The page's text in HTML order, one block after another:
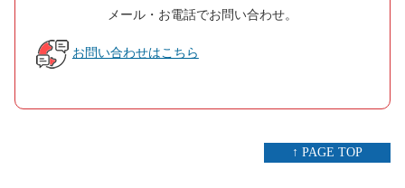
メール・お電話でお問い合わせ。
お問い合わせはこちら
↑ PAGE TOP